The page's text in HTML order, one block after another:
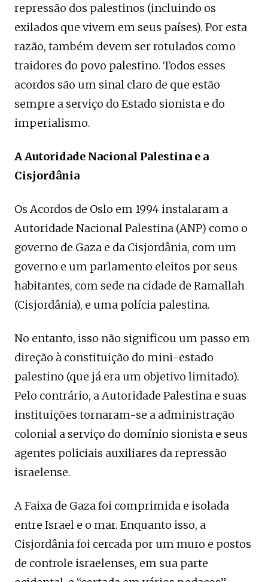
repressão dos palestinos (incluindo os
exilados que vivem em seus países). Por esta
razão, também devem ser rotulados como
traidores do povo palestino. Todos esses
acordos são um sinal claro de que estão
sempre a serviço do Estado sionista e do
imperialismo.
A Autoridade Nacional Palestina e a
Cisjordânia
Os Acordos de Oslo em 1994 instalaram a
Autoridade Nacional Palestina (ANP) como o
governo de Gaza e da Cisjordânia, com um
governo e um parlamento eleitos por seus
habitantes, com sede na cidade de Ramallah
(Cisjordânia), e uma polícia palestina.
No entanto, isso não significou um passo em
direção à constituição do mini-estado
palestino (que já era um objetivo limitado).
Pelo contrário, a Autoridade Palestina e suas
instituições tornaram-se a administração
colonial a serviço do domínio sionista e seus
agentes policiais auxiliares da repressão
israelense.
A Faixa de Gaza foi comprimida e isolada
entre Israel e o mar. Enquanto isso, a
Cisjordânia foi cercada por um muro e postos
de controle israelenses, em sua parte